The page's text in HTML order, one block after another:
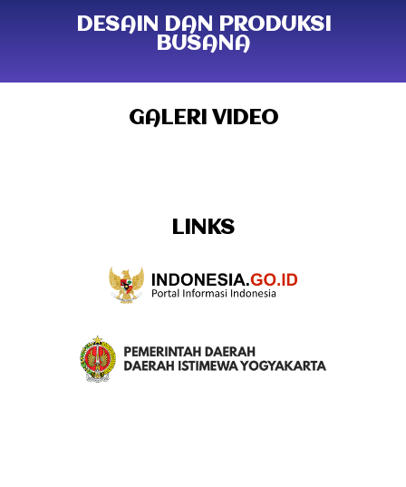
DESAIN DAN PRODUKSI
BUSANA
GALERI VIDEO
LINKS